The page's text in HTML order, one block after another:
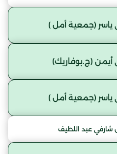
(جمعية أمل )
(ج.بوفاريك)
(جمعية أمل )
عبد اللطيف